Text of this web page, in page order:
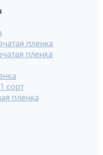
пленка
пленка
сорт
пленка